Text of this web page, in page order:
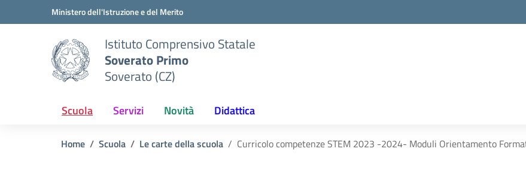
Vai ai contenuti
Vai al menu di navigazioneMinistero dell'Istruzione e del Merito
Istituto Comprensivo Statale
Soverato Primo
Soverato (CZ)
Scuola Servizi Novità Didattica
Home Scuola Le carte della scuola Curricolo competenze STEM 2023 -2024- Moduli Orientamento